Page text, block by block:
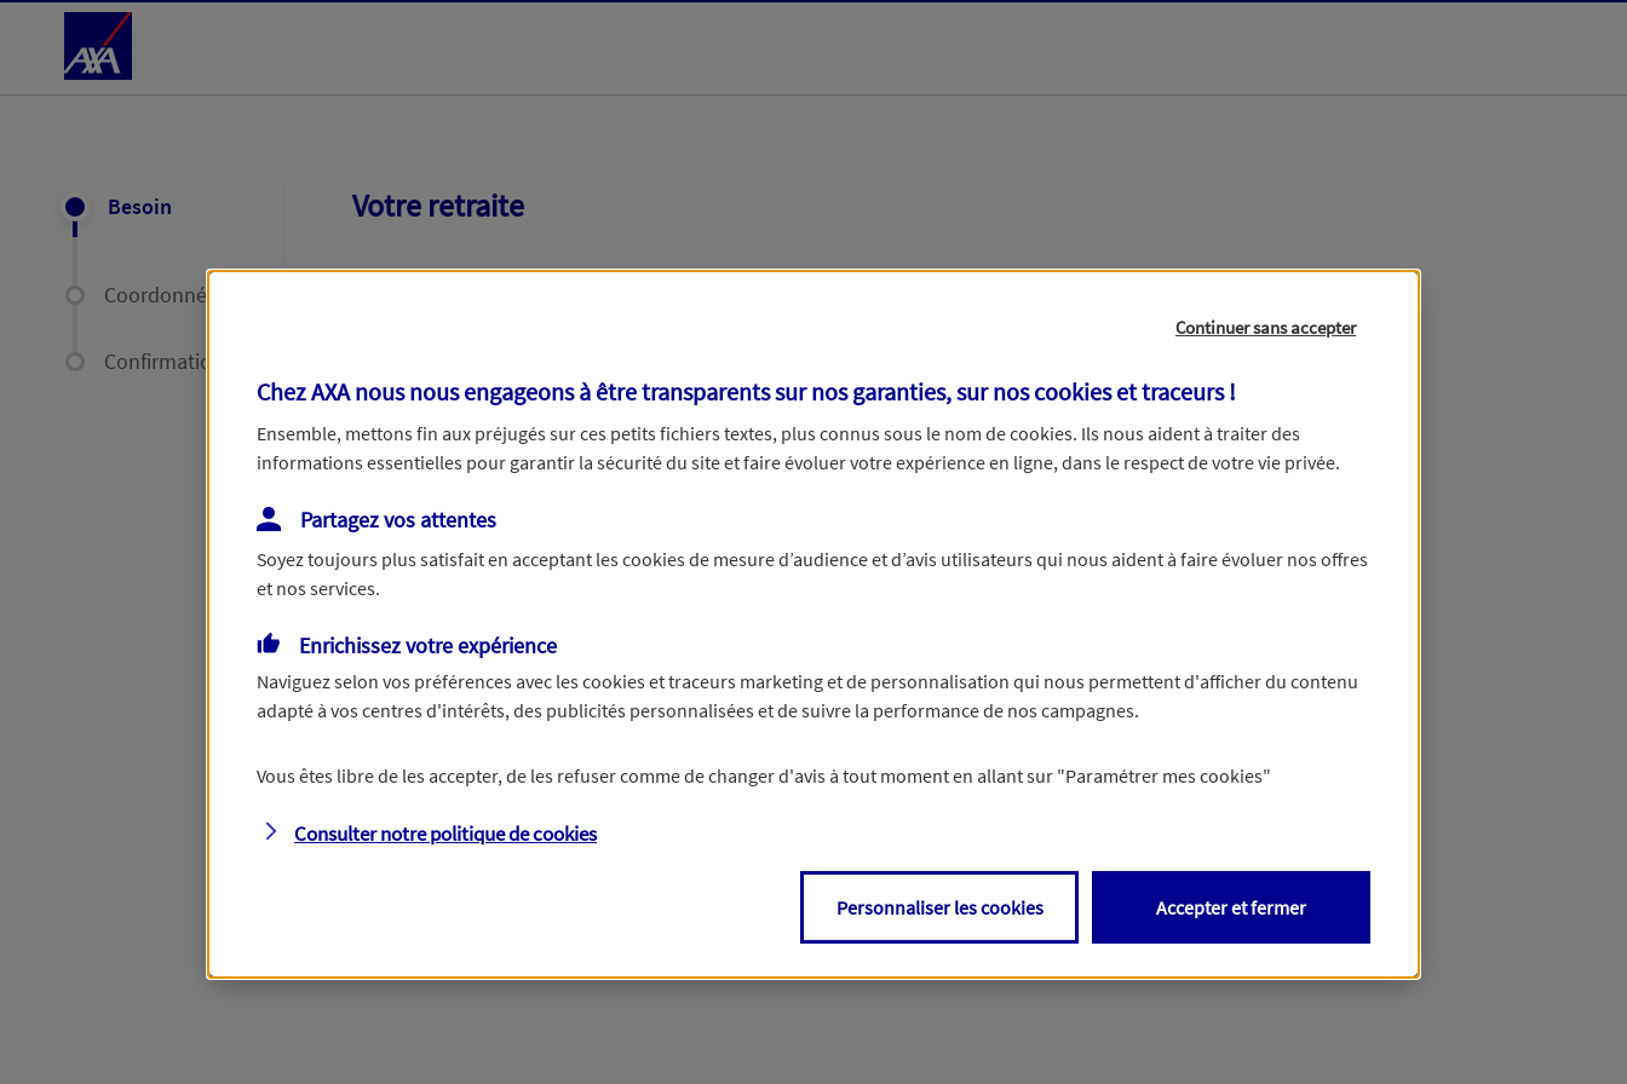
Accéder au Contenu
Besoin
Coordonnées
Confirmation
Votre retraite
Continuer sans accepter
Chez AXA nous nous engageons à être transparents sur nos garanties, sur noscookies et traceurs!
Ensemble, mettons fin aux préjugés sur ces petits fichiers textes, plus connus sous le nom decookies. Ils nous aident à traiter des
informations essentielles pour garantir la sécurité du site et faire évoluer votre expérience en ligne, dans le respect de votre vie privée.
Partagez vos attentes
Soyez toujours plus satisfait en acceptant lescookiesde mesure d’audience et d’avis utilisateurs qui nous aident à faire évoluer nos offres
et nos services.
Enrichissez votre expérience
Naviguez selon vos préférences avec lescookies et traceurs marketing et de personnalisation qui nous permettent d'afficher du contenu
adapté à vos centres d'intérêts, des publicités personnalisées et de suivre la performance de nos campagnes.
Vous êtes libre de les accepter, de les refuser comme de changer d'avis à tout moment en allant sur "Paramétrer mescookies"
Consulter notre politique decookies
Personnaliser les cookies Accepter et fermer